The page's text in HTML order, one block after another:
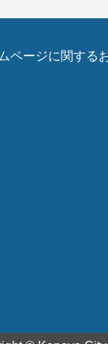
ページに関する